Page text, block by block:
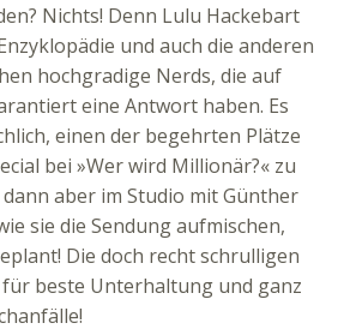
Nichts! Denn Lulu Hackebart
und auch die anderen
hochgradige Nerds, die auf
eine Antwort haben. Es
einen der begehrten Plätze
bei »Wer wird Millionär?« zu
aber im Studio mit Günther
sie die Sendung aufmischen,
Die doch recht schrulligen
beste Unterhaltung und ganz